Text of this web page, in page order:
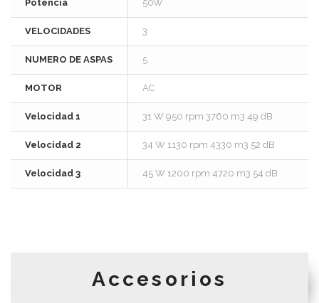
Potencia 50W
VELOCIDADES 3
NUMERO DE ASPAS 5
MOTOR AC
Velocidad 1 31 W 950 rpm 3760 m3 49 dB
Velocidad 2 34 W 1130 rpm 4330 m3 52 dB
Velocidad 3 45 W 1200 rpm 4720 m3 54 dB
Accesorios